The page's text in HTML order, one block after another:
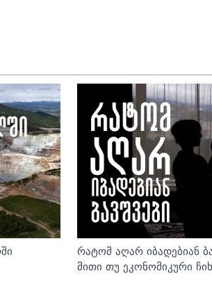
რატომ აღარ იბადებიან
მითი თუ ეკონომიკური